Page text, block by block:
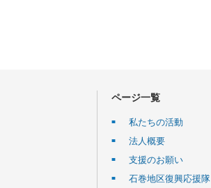
ページ一覧
私たちの活動
法人概要
支援のお願い
石巻地区復興応援隊